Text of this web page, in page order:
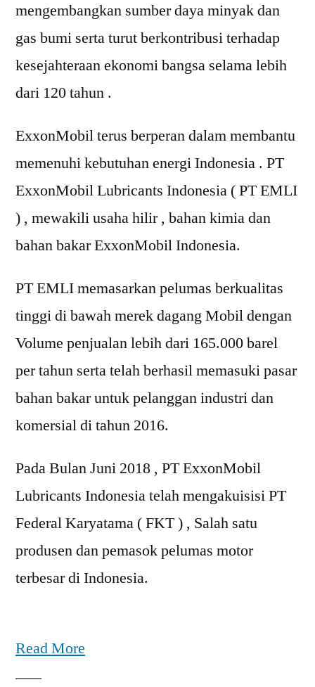
mengembangkan sumber daya minyak dan
gas bumi serta turut berkontribusi terhadap
kesejahteraan ekonomi bangsa selama lebih
dari 120 tahun .
ExxonMobil terus berperan dalam membantu
memenuhi kebutuhan energi Indonesia . PT
ExxonMobil Lubricants Indonesia ( PT EMLI
) , mewakili usaha hilir , bahan kimia dan
bahan bakar ExxonMobil Indonesia.
PT EMLI memasarkan pelumas berkualitas
tinggi di bawah merek dagang Mobil dengan
Volume penjualan lebih dari 165.000 barel
per tahun serta telah berhasil memasuki pasar
bahan bakar untuk pelanggan industri dan
komersial di tahun 2016.
Pada Bulan Juni 2018 , PT ExxonMobil
Lubricants Indonesia telah mengakuisisi PT
Federal Karyatama ( FKT ) , Salah satu
produsen dan pemasok pelumas motor
terbesar di Indonesia.
Read More